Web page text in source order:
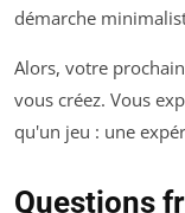
démarche
Alors, votre
vous créez. Vous
qu'un jeu : une
Questions